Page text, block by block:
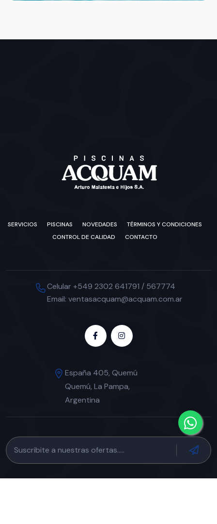
SERVICIOS PISCINAS NOVEDADES
TÉRMINOS Y CONDICIONES
CONTROL DE CALIDAD
CONTACTO
Celular +549 2302 641791 / 567774
Email: ventasacquam@acquam.com.ar
España 405, Quemú
Quemú, La Pampa,
Argentina